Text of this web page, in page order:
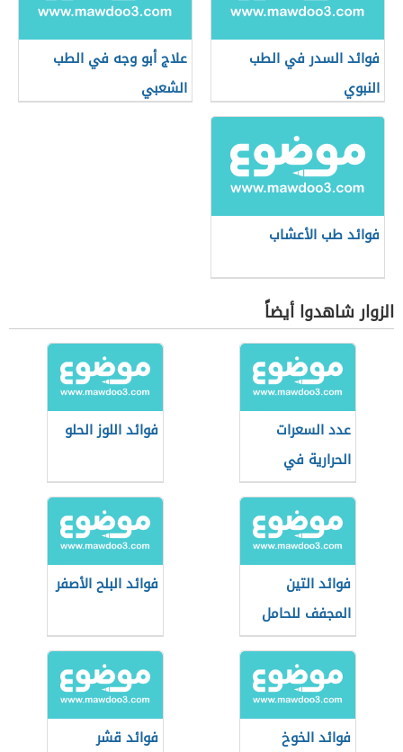
فوائد السدر في الطب
النبوي
علاج أبو وجه في الطب
الشعبي
فوائد طب الأعشاب
الزوار شاهدوا أيضاً
عدد السعرات
الحرارية في
التفاح
فوائد اللوز الحلو
فوائد التين
المجفف للحامل
فوائد البلح الأصفر
فوائد الخوخ
فوائد قشر